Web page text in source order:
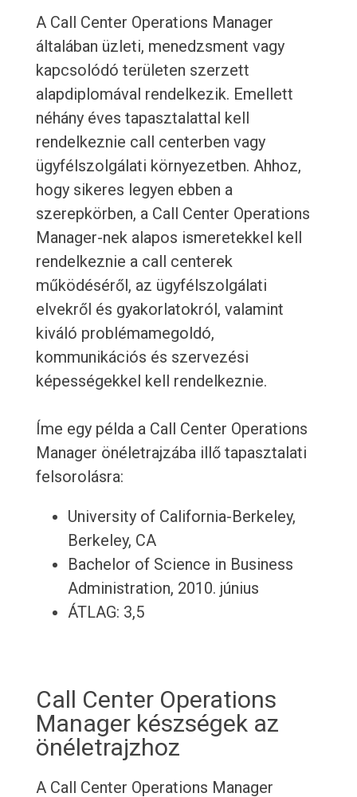
A Call Center Operations Manager
általában üzleti, menedzsment vagy
kapcsolódó területen szerzett
alapdiplomával rendelkezik. Emellett
néhány éves tapasztalattal kell
rendelkeznie call centerben vagy
ügyfélszolgálati környezetben. Ahhoz,
hogy sikeres legyen ebben a
szerepkörben, a Call Center Operations
Manager-nek alapos ismeretekkel kell
rendelkeznie a call centerek
működéséről, az ügyfélszolgálati
elvekről és gyakorlatokról, valamint
kiváló problémamegoldó,
kommunikációs és szervezési
képességekkel kell rendelkeznie.
Íme egy példa a Call Center Operations
Manager önéletrajzába illő tapasztalati
felsorolásra:
University of California-Berkeley,
Berkeley, CA
Bachelor of Science in Business
Administration, 2010. június
ÁTLAG: 3,5
Call Center Operations
Manager készségek az
önéletrajzhoz
A Call Center Operations Manager